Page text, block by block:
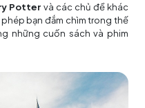
Potter và các chủ đề khác
phép bạn đắm chìm trong thế
những cuốn sách và phim